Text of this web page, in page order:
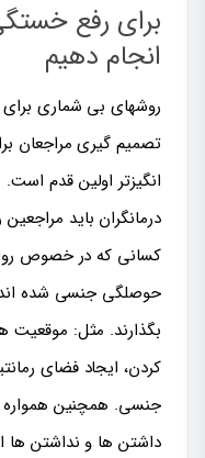
برای رفع
انجام دهیم
روشهای بی شماری
تصمیم گیری مراجعان
انگیزتر اولین قدم
درمانگران باید
کسانی که در خصوص
حوصلگی جنسی شده اند
بگذارند. مثل: موقعیت
کردن، ایجاد فضای
جنسی. همچنین همواره
داشتن ها و نداشتن ها